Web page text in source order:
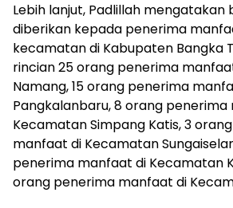
‎Lebih lanjut, Padlillah mengatakan
diberikan kepada penerima
kecamatan di Kabupaten Bangka
rincian 25 orang penerima
Namang, 15 orang penerima
Pangkalanbaru, 8 orang
Kecamatan Simpang Katis, 3
manfaat di Kecamatan
penerima manfaat di Kecamatan
orang penerima manfaat di